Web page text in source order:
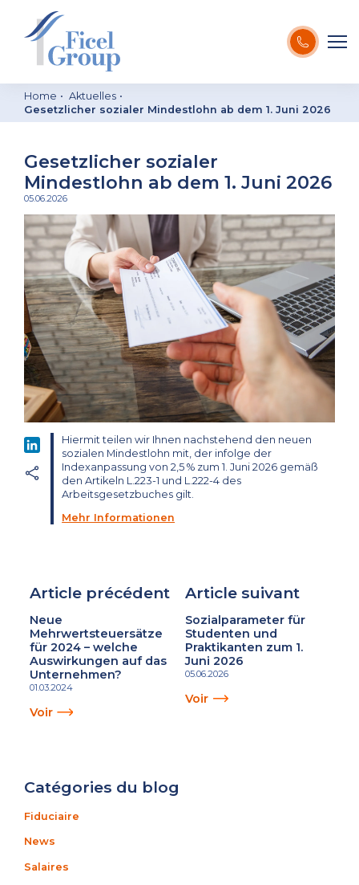
Home
Aktuelles
Gesetzlicher sozialer Mindestlohn ab dem 1. Juni 2026
Gesetzlicher sozialer
Mindestlohn ab dem 1. Juni 2026
05.06.2026
LinkedIn
Hiermit teilen wir Ihnen nachstehend den neuen
sozialen Mindestlohn mit, der infolge der
Indexanpassung von 2,5 % zum 1. Juni 2026 gemäß
den Artikeln L.223-1 und L.222-4 des
Arbeitsgesetzbuches gilt.
Mehr Informationen
Article précédent
Neue
Mehrwertsteuersätze
für 2024 – welche
Auswirkungen auf das
Unternehmen?
01.03.2024
Voir
Article suivant
Sozialparameter für
Studenten und
Praktikanten zum 1.
Juni 2026
05.06.2026
Voir
Catégories du blog
Fiduciaire
News
Salaires